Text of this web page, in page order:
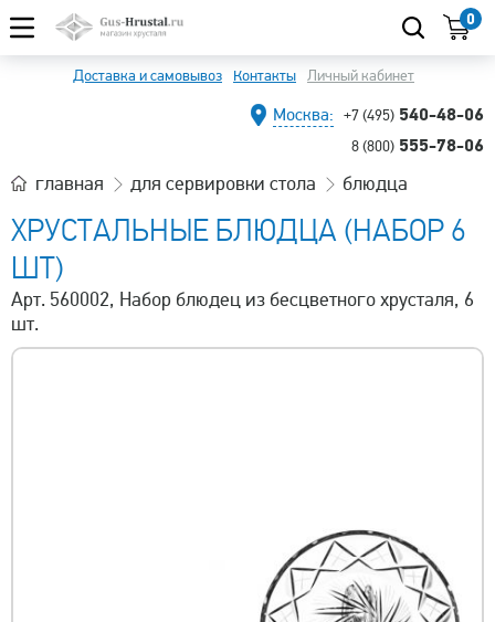
0
Доставка и самовывоз Контакты Личный кабинет
Москва: +7 (495) 540-48-06
8 (800) 555-78-06
главная для сервировки стола блюдца
ХРУСТАЛЬНЫЕ БЛЮДЦА (НАБОР 6
ШТ)
Арт. 560002, Набор блюдец из бесцветного хрусталя, 6
шт.